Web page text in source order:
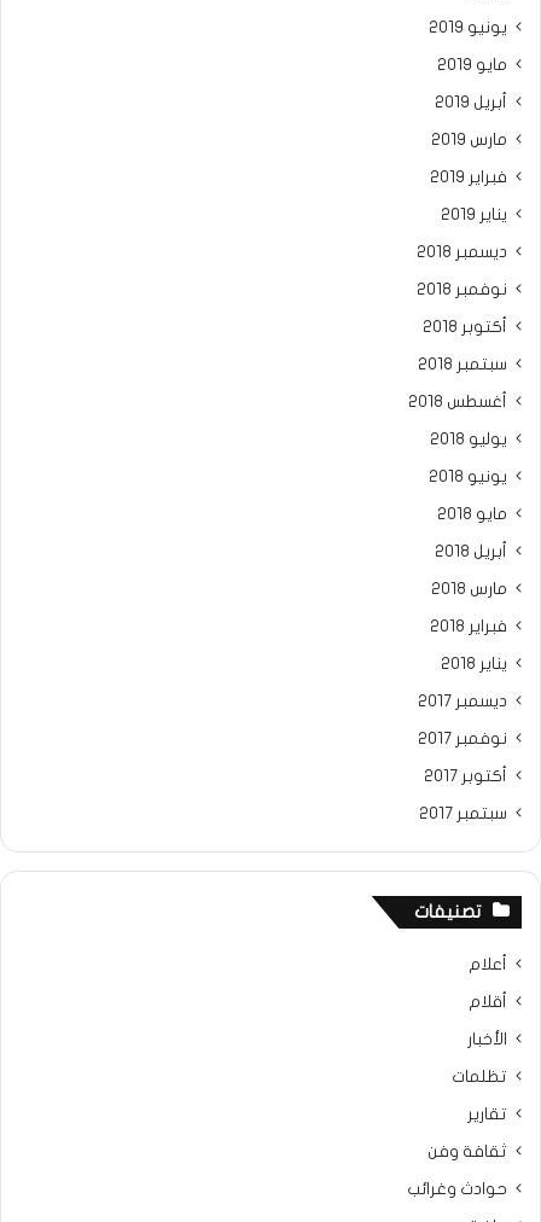
يونيو 2019
مايو 2019
أبريل 2019
مارس 2019
فبراير 2019
يناير 2019
ديسمبر 2018
نوفمبر 2018
أكتوبر 2018
سبتمبر 2018
أغسطس 2018
يوليو 2018
يونيو 2018
مايو 2018
أبريل 2018
مارس 2018
فبراير 2018
يناير 2018
ديسمبر 2017
نوفمبر 2017
أكتوبر 2017
سبتمبر 2017
تصنيفات
أعلام
أقلام
الأخبار
تظلمات
تقارير
ثقافة وفن
حوادث وغرائب